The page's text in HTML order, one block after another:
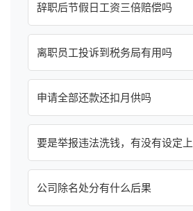
辞职后节假日工资三倍赔偿吗
离职员工投诉到税务局有用吗
申请全部还款还扣月供吗
要是举报违法洗钱，有没有设定上
公司除名处分有什么后果